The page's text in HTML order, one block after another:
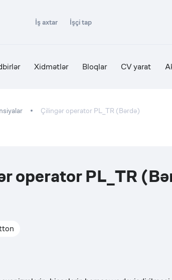
İş axtar İşçi tap
Xidmətlər Bloqlar CV yarat
Çilingər operator PL_TR (Bərdə)
operator PL_TR